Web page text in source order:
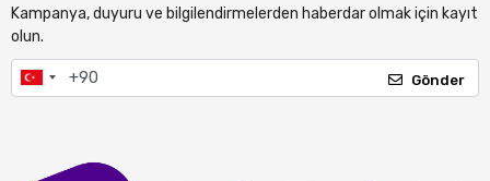
Kampanya, duyuru ve bilgilendirmelerden haberdar olmak için kayıt
olun.
Gönder